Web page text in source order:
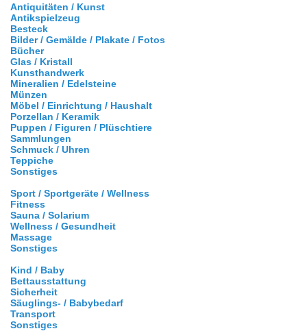
Antiquitäten / Kunst
Antikspielzeug
Besteck
Bilder / Gemälde / Plakate / Fotos
Bücher
Glas / Kristall
Kunsthandwerk
Mineralien / Edelsteine
Münzen
Möbel / Einrichtung / Haushalt
Porzellan / Keramik
Puppen / Figuren / Plüschtiere
Sammlungen
Schmuck / Uhren
Teppiche
Sonstiges
Sport / Sportgeräte / Wellness
Fitness
Sauna / Solarium
Wellness / Gesundheit
Massage
Sonstiges
Kind / Baby
Bettausstattung
Sicherheit
Säuglings- / Babybedarf
Transport
Sonstiges